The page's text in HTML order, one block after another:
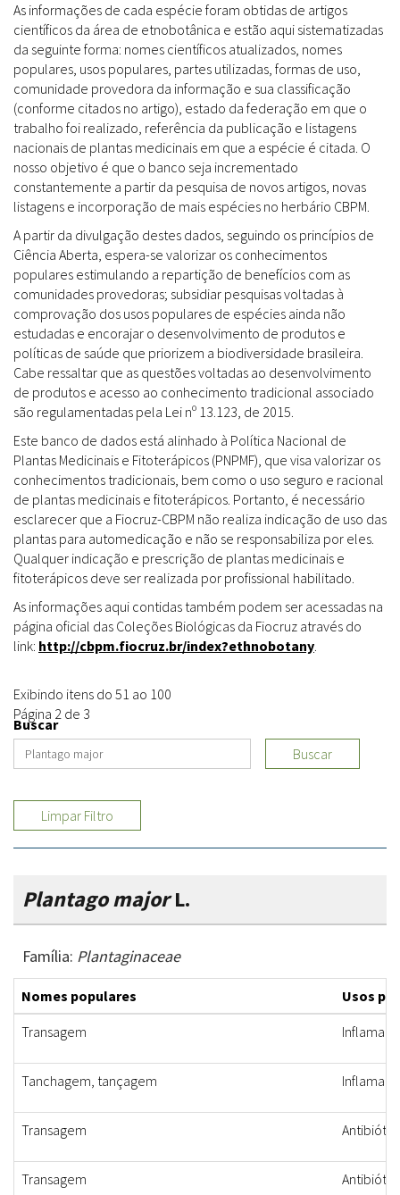
As informações de cada espécie foram obtidas de artigos
científicos da área de etnobotânica e estão aqui sistematizadas
da seguinte forma: nomes científicos atualizados, nomes
populares, usos populares, partes utilizadas, formas de uso,
comunidade provedora da informação e sua classificação
(conforme citados no artigo), estado da federação em que o
trabalho foi realizado, referência da publicação e listagens
nacionais de plantas medicinais em que a espécie é citada. O
nosso objetivo é que o banco seja incrementado
constantemente a partir da pesquisa de novos artigos, novas
listagens e incorporação de mais espécies no herbário CBPM.
A partir da divulgação destes dados, seguindo os princípios de
Ciência Aberta, espera-se valorizar os conhecimentos
populares estimulando a repartição de benefícios com as
comunidades provedoras; subsidiar pesquisas voltadas à
comprovação dos usos populares de espécies ainda não
estudadas e encorajar o desenvolvimento de produtos e
políticas de saúde que priorizem a biodiversidade brasileira.
Cabe ressaltar que as questões voltadas ao desenvolvimento
de produtos e acesso ao conhecimento tradicional associado
são regulamentadas pela Lei nº 13.123, de 2015.
Este banco de dados está alinhado à Política Nacional de
Plantas Medicinais e Fitoterápicos (PNPMF), que visa valorizar os
conhecimentos tradicionais, bem como o uso seguro e racional
de plantas medicinais e fitoterápicos. Portanto, é necessário
esclarecer que a Fiocruz-CBPM não realiza indicação de uso das
plantas para automedicação e não se responsabiliza por eles.
Qualquer indicação e prescrição de plantas medicinais e
fitoterápicos deve ser realizada por profissional habilitado.
As informações aqui contidas também podem ser acessadas na
página oficial das Coleções Biológicas da Fiocruz através do
link: http://cbpm.fiocruz.br/index?ethnobotany.
Exibindo itens do 51 ao 100
Página 2 de 3
Buscar
Buscar
Limpar Filtro
Plantago majorL.
Família: Plantaginaceae
Nomes populares
Usos
Transagem
Tanchagem, tançagem
Transagem
Transagem